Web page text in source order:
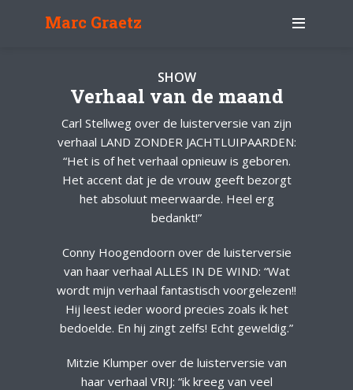
Marc Graetz
SHOW
Verhaal van de maand
Carl Stellweg over de luisterversie van zijn
verhaal LAND ZONDER JACHTLUIPAARDEN:
“Het is of het verhaal opnieuw is geboren.
Het accent dat je de vrouw geeft bezorgt
het absoluut meerwaarde. Heel erg
bedankt!”
Conny Hoogendoorn over de luisterversie
van haar verhaal ALLES IN DE WIND: “Wat
wordt mijn verhaal fantastisch voorgelezen!!
Hij leest ieder woord precies zoals ik het
bedoelde. En hij zingt zelfs! Echt geweldig.”
Mitzie Klumper over de luisterversie van
haar verhaal VRIJ: “ik kreeg van veel